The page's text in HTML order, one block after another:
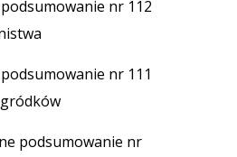
nr 112
nr 111
podsumowanie nr